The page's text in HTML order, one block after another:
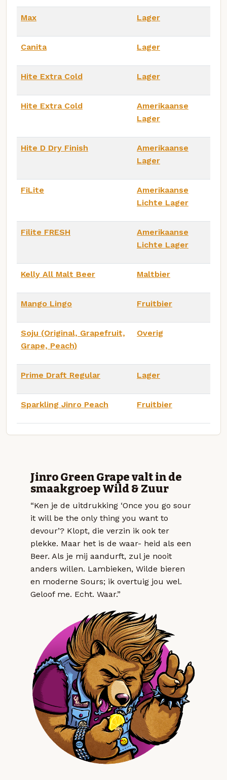
Max Lager
Canita Lager
Hite Extra Cold Lager
Hite Extra Cold
Amerikaanse
Lager
Hite D Dry Finish
Amerikaanse
Lager
FiLite
Amerikaanse
Lichte Lager
Filite FRESH
Amerikaanse
Lichte Lager
Kelly All Malt Beer Maltbier
Mango Lingo Fruitbier
Soju (Original, Grapefruit,
Grape, Peach)
Overig
Prime Draft Regular Lager
Sparkling Jinro Peach Fruitbier
Jinro Green Grape valt in de
smaakgroep Wild & Zuur
“Ken je de uitdrukking ‘Once you go sour
it will be the only thing you want to
devour’? Klopt, die verzin ik ook ter
plekke. Maar het is de waar- heid als een
Beer. Als je mij aandurft, zul je nooit
anders willen. Lambieken, Wilde bieren
en moderne Sours; ik overtuig jou wel.
Geloof me. Echt. Waar.”